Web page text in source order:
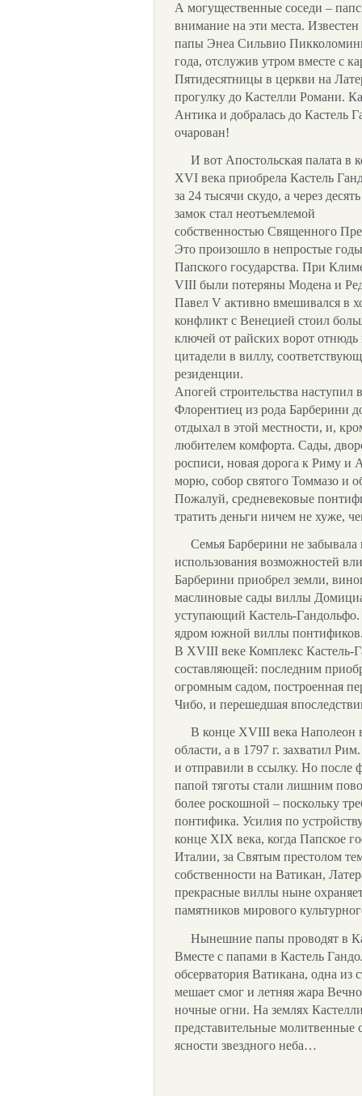
А могущественные соседи –
внимание на эти места.
папы Энеа Сильвио
года, отслужив утром вместе с
Пятидесятницы в церкви на
прогулку до Кастелли Романи.
Антика и добралась до Кастель
очарован!
И вот Апостольская палата в
XVI века приобрела Кастель
за 24 тысячи скудо, а через
замок стал неотъемлемой
собственностью Священного
Это произошло в непростые
Папского государства. При
VIII были потеряны Модена и
Павел V активно вмешивался в
конфликт с Венецией стоил
ключей от райских ворот отнюдь
цитадели в виллу,
резиденции.
Апогей строительства
Флорентиец из рода Барберини
отдыхал в этой местности, и,
любителем комфорта. Сады,
росписи, новая дорога к Риму и
морю, собор святого Томмазо и
Пожалуй, средневековые
тратить деньги ничем не хуже,
Семья Барберини не
использования возможностей
Барберини приобрел земли,
маслиновые сады виллы
уступающий Кастель-Гандольфо.
ядром южной виллы
В XVIII веке Комплекс Кастель-
составляющей: последним
огромным садом, построенная
Чибо, и перешедшая
В конце XVIII века Наполеон
области, а в 1797 г. захватил
и отправили в ссылку. Но после
папой тяготы стали лишним
более роскошной – поскольку
понтифика. Усилия по
конце XIX века, когда Папское
Италии, за Святым престолом
собственности на Ватикан,
прекрасные виллы ныне
памятников мирового
Нынешние папы проводят в
Вместе с папами в Кастель
обсерватория Ватикана, одна
мешает смог и летняя жара
ночные огни. На землях
представительные молитвенные
ясности звездного неба…